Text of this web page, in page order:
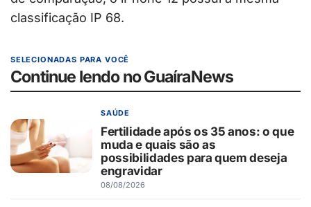
classificação IP 68.
SELECIONADAS PARA VOCÊ
Continue lendo no GuaíraNews
SAÚDE
Fertilidade após os 35 anos: o que
muda e quais são as
possibilidades para quem deseja
engravidar
08/08/2026